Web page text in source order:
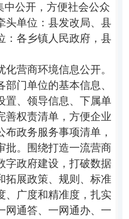
中公开，方便社会公众
头单位：县发改局、县
：各乡镇人民政府，县
化营商环境信息公开。
门单位的基本信息、
置、领导信息、下属单
善权责清单，方便企业
布政务服务事项清单，
批。围绕打造一流营商
字政府建设，打破数据
拓展政策、规则、标准
、广度和精准度，扎实
网通答、一网通办、一